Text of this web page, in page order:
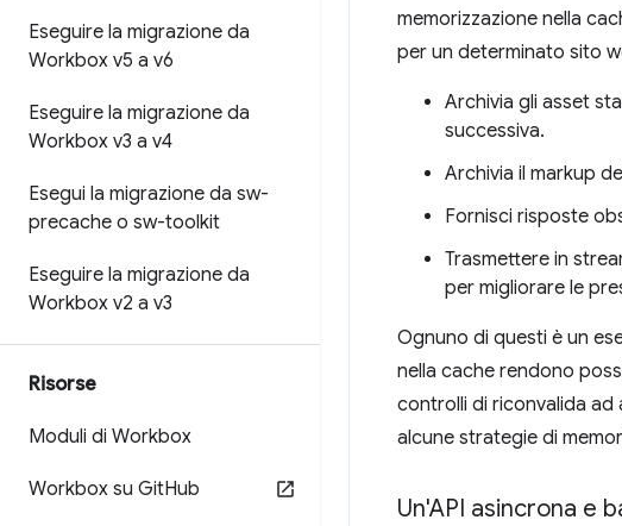
Eseguire la migrazione da
Workbox v5 a v6
Eseguire la migrazione da
Workbox v3 a v4
Esegui la migrazione da sw-
precache o sw-toolkit
Eseguire la migrazione da
Workbox v2 a v3
Risorse
Moduli di Workbox
Workbox su GitHub
memorizzazione nella
per un determinato sito
Archivia gli asset
successiva.
Archivia il markup
Fornisci risposte
Trasmettere in
per migliorare le
Ognuno di questi è un
nella cache rendono
controlli di riconvalida ad
alcune strategie di
Un'API asincrona e